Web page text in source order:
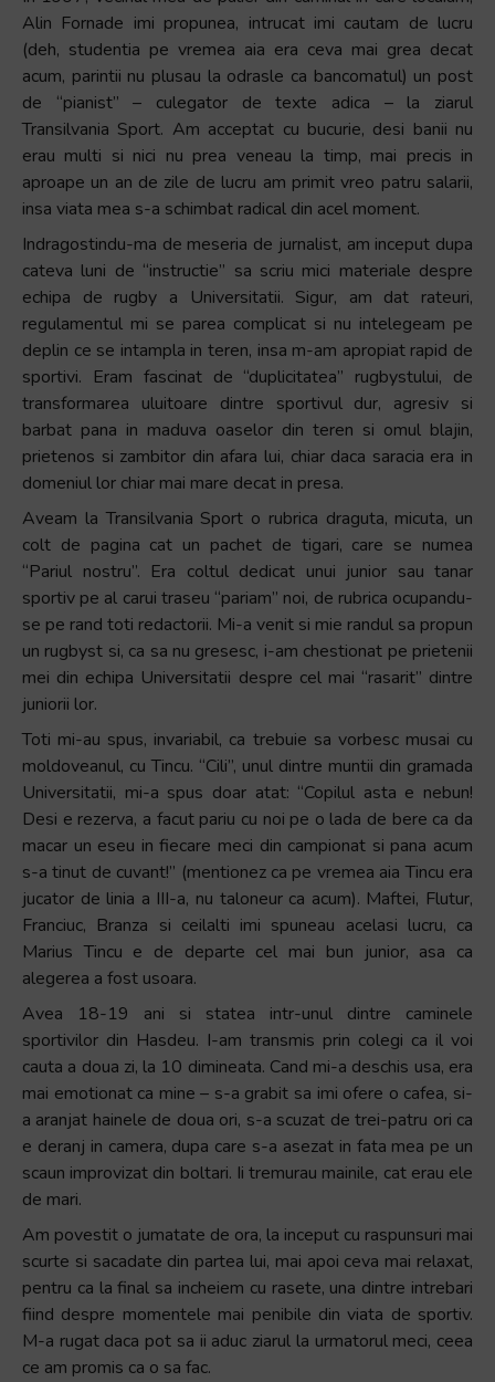
Alin Fornade imi propunea, intrucat imi cautam de lucru
(deh, studentia pe vremea aia era ceva mai grea decat
acum, parintii nu plusau la odrasle ca bancomatul) un post
de “pianist” – culegator de texte adica – la ziarul
Transilvania Sport. Am acceptat cu bucurie, desi banii nu
erau multi si nici nu prea veneau la timp, mai precis in
aproape un an de zile de lucru am primit vreo patru salarii,
insa viata mea s-a schimbat radical din acel moment.
Indragostindu-ma de meseria de jurnalist, am inceput dupa
cateva luni de “instructie” sa scriu mici materiale despre
echipa de rugby a Universitatii. Sigur, am dat rateuri,
regulamentul mi se parea complicat si nu intelegeam pe
deplin ce se intampla in teren, insa m-am apropiat rapid de
sportivi. Eram fascinat de “duplicitatea” rugbystului, de
transformarea uluitoare dintre sportivul dur, agresiv si
barbat pana in maduva oaselor din teren si omul blajin,
prietenos si zambitor din afara lui, chiar daca saracia era in
domeniul lor chiar mai mare decat in presa.
Aveam la Transilvania Sport o rubrica draguta, micuta, un
colt de pagina cat un pachet de tigari, care se numea
“Pariul nostru”. Era coltul dedicat unui junior sau tanar
sportiv pe al carui traseu “pariam” noi, de rubrica ocupandu-
se pe rand toti redactorii. Mi-a venit si mie randul sa propun
un rugbyst si, ca sa nu gresesc, i-am chestionat pe prietenii
mei din echipa Universitatii despre cel mai “rasarit” dintre
juniorii lor.
Toti mi-au spus, invariabil, ca trebuie sa vorbesc musai cu
moldoveanul, cu Tincu. “Cili”, unul dintre muntii din gramada
Universitatii, mi-a spus doar atat: “Copilul asta e nebun!
Desi e rezerva, a facut pariu cu noi pe o lada de bere ca da
macar un eseu in fiecare meci din campionat si pana acum
s-a tinut de cuvant!” (mentionez ca pe vremea aia Tincu era
jucator de linia a III-a, nu taloneur ca acum). Maftei, Flutur,
Franciuc, Branza si ceilalti imi spuneau acelasi lucru, ca
Marius Tincu e de departe cel mai bun junior, asa ca
alegerea a fost usoara.
Avea 18-19 ani si statea intr-unul dintre caminele
sportivilor din Hasdeu. I-am transmis prin colegi ca il voi
cauta a doua zi, la 10 dimineata. Cand mi-a deschis usa, era
mai emotionat ca mine – s-a grabit sa imi ofere o cafea, si-
a aranjat hainele de doua ori, s-a scuzat de trei-patru ori ca
e deranj in camera, dupa care s-a asezat in fata mea pe un
scaun improvizat din boltari. Ii tremurau mainile, cat erau ele
de mari.
Am povestit o jumatate de ora, la inceput cu raspunsuri mai
scurte si sacadate din partea lui, mai apoi ceva mai relaxat,
pentru ca la final sa incheiem cu rasete, una dintre intrebari
fiind despre momentele mai penibile din viata de sportiv.
M-a rugat daca pot sa ii aduc ziarul la urmatorul meci, ceea
ce am promis ca o sa fac.